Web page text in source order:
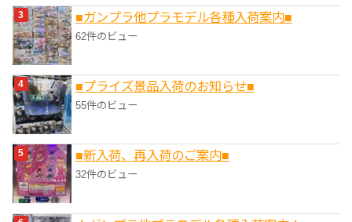
■ガンプラ他プラモデル各種入荷案内■
62件のビュー
■プライズ景品入荷のお知らせ■
55件のビュー
■新入荷、再入荷のご案内■
32件のビュー